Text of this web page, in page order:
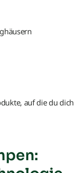
auf die du dich